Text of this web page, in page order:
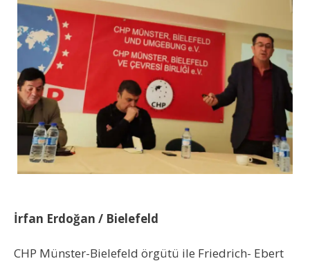
İrfan Erdoğan / Bielefeld
CHP Münster-Bielefeld örgütü ile Friedrich- Ebert